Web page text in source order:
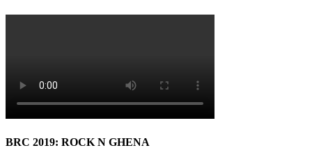
BRC 2019: ROCK N GHENA